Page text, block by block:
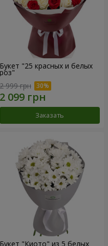
Букет "25 красных и белых
роз"
2 999 грн
Заказать
Букет "Киото" из 5 белых